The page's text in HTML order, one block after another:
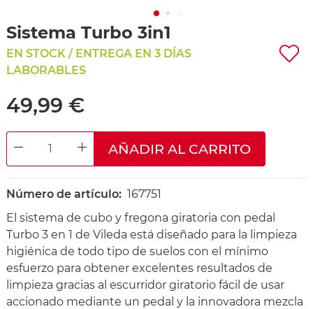
Sistema Turbo 3in1
EN STOCK / ENTREGA EN 3 DÍAS
LABORABLES
49,99 €
DECREASE QUANTITYINCREASE QUANTITY
AÑADIR AL CARRITO
Número de artículo: 167751
El sistema de cubo y fregona giratoria con pedal
Turbo 3 en 1 de Vileda está diseñado para la limpieza
higiénica de todo tipo de suelos con el mínimo
esfuerzo para obtener excelentes resultados de
limpieza gracias al escurridor giratorio fácil de usar
accionado mediante un pedal y la innovadora mezcla